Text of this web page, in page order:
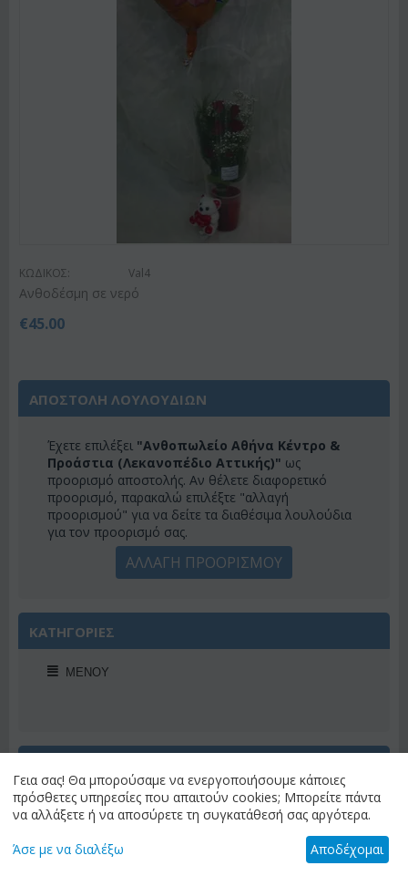
ΚΩΔΙΚΟΣ: Val4
Ανθοδέσμη σε νερό
€45.00
ΑΠΟΣΤΟΛΗ ΛΟΥΛΟΥΔΙΩΝ
Έχετε επιλέξει "Ανθοπωλείο Αθήνα Κέντρο &
Προάστια (Λεκανοπέδιο Αττικής)" ως
προορισμό αποστολής. Αν θέλετε διαφορετικό
προορισμό, παρακαλώ επιλέξτε "αλλαγή
προορισμού" για να δείτε τα διαθέσιμα λουλούδια
για τον προορισμό σας.
ΑΛΛΑΓΗ ΠΡΟΟΡΙΣΜΟΥ
ΚΑΤΗΓΟΡΙΕΣ
ΜΕΝΟΎ
Γεια σας! Θα μπορούσαμε να ενεργοποιήσουμε κάποιες
πρόσθετες υπηρεσίες που απαιτούν cookies; Μπορείτε πάντα
να αλλάξετε ή να αποσύρετε τη συγκατάθεσή σας αργότερα.
Άσε με να διαλέξω Αποδέχομαι